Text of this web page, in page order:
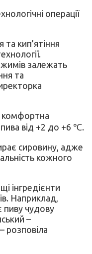
операції
кип’ятіння
залежать
та
комфортна
від +2 до +6 ℃.
сировину, адже
кожного
інгредієнти
Наприклад,
пиву чудову
–
розповіла